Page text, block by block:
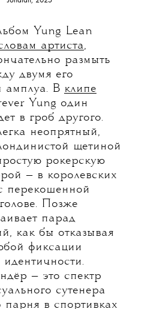
Yung Lean
артиста,
размыть
двумя его
амплуа. В клипе
Yung один
в гроб другого.
неопрятный,
щетиной
рокерскую
— в королевских
перекошенной
Позже
парад
как бы отказывая
фиксации
идентичности.
— это спектр
сутенера
в спортивках